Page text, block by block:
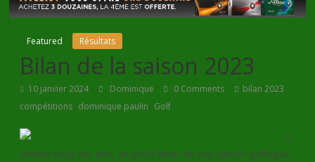
Featured Résultats
Bilan de la saison 2023
10 janvier 2024 Dominique 0 Comments bilan 2023,
compétitions, dominique paulin, Golf
C
omme tous les ans, un petit bilan de ma saison golfique,